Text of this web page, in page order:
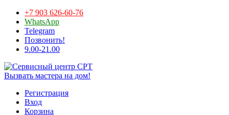
+7 903 626-60-76
WhatsApp
Telegram
Позвонить!
9.00-21.00
Вызвать мастера на дом!
Регистрация
Вход
Корзина